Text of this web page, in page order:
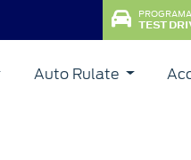
TEST
Auto Rulate